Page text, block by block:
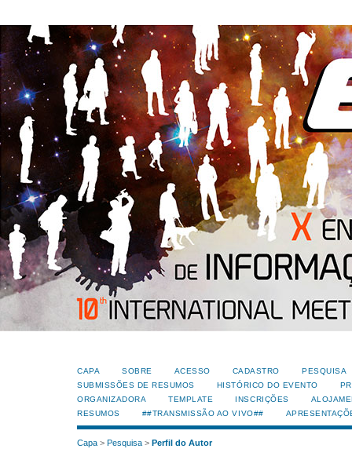
CAPA SOBRE ACESSO CADASTRO
PESQUISA
SUBMISSÕES DE RESUMOS
HISTÓRICO DO EVENTO
ORGANIZADORA
TEMPLATE INSCRIÇÕES
RESUMOS
##TRANSMISSÃO AO VIVO##
Capa > Pesquisa > Perfil do Autor